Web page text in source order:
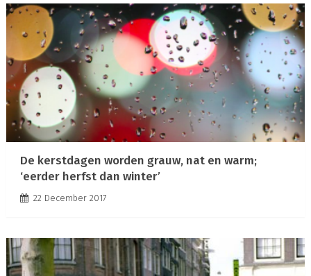
De kerstdagen worden grauw, nat en warm;
‘eerder herfst dan winter’
22 December 2017